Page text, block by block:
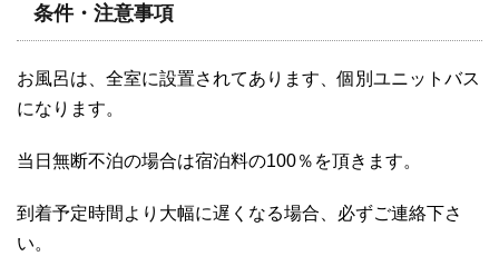
条件・注意事項
お風呂は、全室に設置されてあります、個別ユニットバス
になります。
当日無断不泊の場合は宿泊料の100％を頂きます。
到着予定時間より大幅に遅くなる場合、必ずご連絡下さ
い。